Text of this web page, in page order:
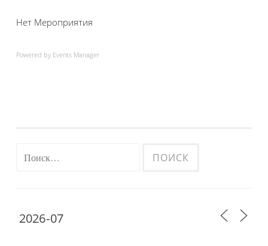
Нет Мероприятия
Powered by Events Manager
Найти: